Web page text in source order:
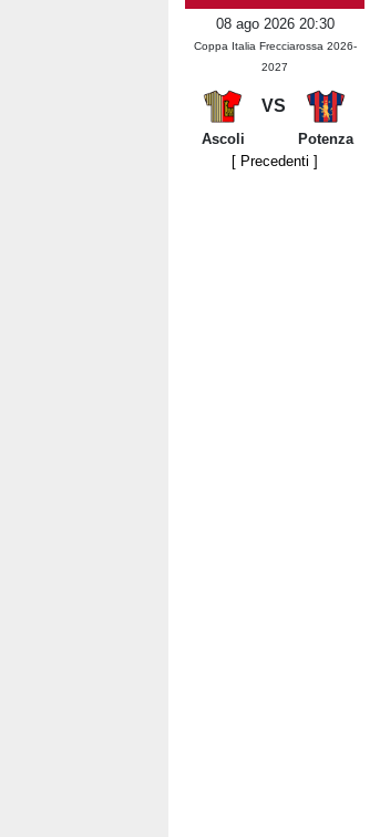
08 ago 2026 20:30
Coppa Italia Frecciarossa 2026-
2027
VS
Ascoli
Potenza
[ Precedenti ]